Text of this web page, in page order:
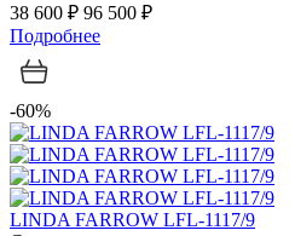
38 600 ₽ 96 500 ₽
Подробнее
-60%
LINDA FARROW LFL-1117/9